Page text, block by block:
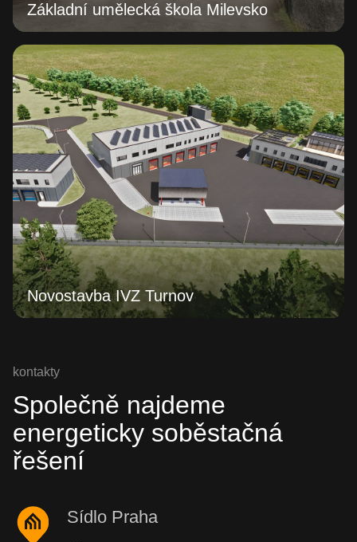
Základní umělecká škola Milevsko
Novostavba IVZ Turnov
kontakty
Společně najdeme
energeticky soběstačná
řešení
Sídlo Praha